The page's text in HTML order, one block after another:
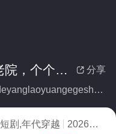
 分享
我的养老院，个个是大佬(全集)
别名：wodeyanglaoyuangegeshidalao
短剧,年代穿越 2026
7.0